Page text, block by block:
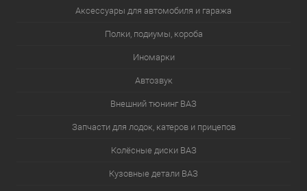
Аксессуары для автомобиля и гаража
Полки, подиумы, короба
Иномарки
Автозвук
Внешний тюнинг ВАЗ
Запчасти для лодок, катеров и прицепов
Колёсные диски ВАЗ
Кузовные детали ВАЗ